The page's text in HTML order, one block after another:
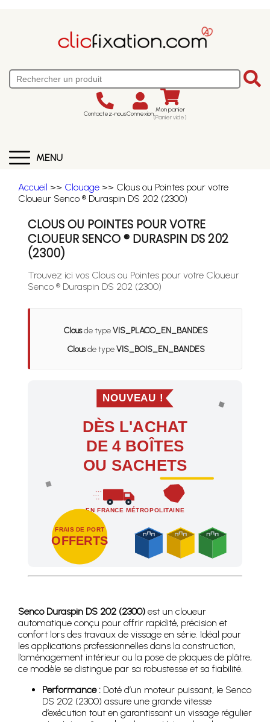
Contactez-nousConnexion Mon panier
(Panier vide)
MENU
Accueil >> Clouage >> Clous ou Pointes pour votre
Cloueur Senco ® Duraspin DS 202 (2300)
CLOUS OU POINTES POUR VOTRE
CLOUEUR SENCO ® DURASPIN DS 202
(2300)
Trouvez ici vos Clous ou Pointes pour votre Cloueur
Senco ® Duraspin DS 202 (2300)
Clousde typeVIS_PLACO_EN_BANDES
Clousde typeVIS_BOIS_EN_BANDES
NOUVEAU !
DÈS L'ACHAT
DE 4 BOÎTES
OU SACHETS
EN FRANCE MÉTROPOLITAINE
FRAIS DE PORT
OFFERTS
Profitez des Frais de port offerts en France
Senco Duraspin DS 202 (2300) est un cloueur
automatique conçu pour offrir rapidité, précision et
confort lors des travaux de vissage en série. Idéal pour
les applications professionnelles dans la construction,
l’aménagement intérieur ou la pose de plaques de plâtre,
ce modèle se distingue par sa robustesse et sa fiabilité.
Performance : Doté d’un moteur puissant, le Senco
DS 202 (2300) assure une grande vitesse
d’exécution tout en garantissant un vissage régulier